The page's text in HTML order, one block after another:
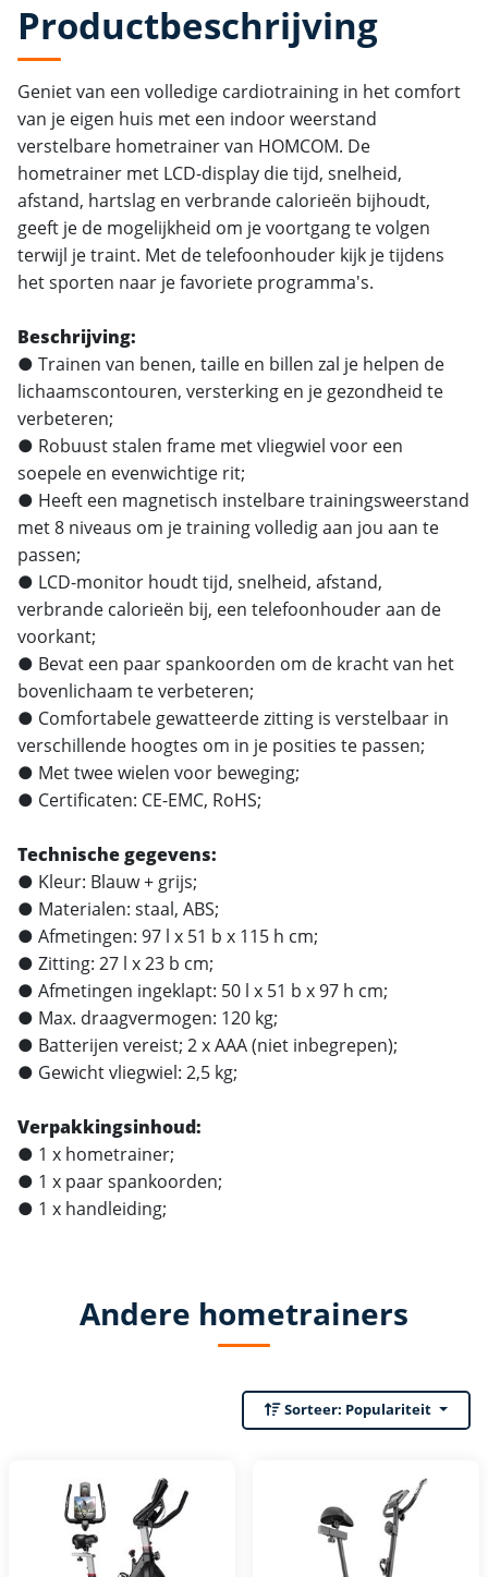
Productbeschrijving
Geniet van een volledige cardiotraining in het comfort
van je eigen huis met een indoor weerstand
verstelbare hometrainer van HOMCOM. De
hometrainer met LCD-display die tijd, snelheid,
afstand, hartslag en verbrande calorieën bijhoudt,
geeft je de mogelijkheid om je voortgang te volgen
terwijl je traint. Met de telefoonhouder kijk je tijdens
het sporten naar je favoriete programma's.
Beschrijving:
● Trainen van benen, taille en billen zal je helpen de
lichaamscontouren, versterking en je gezondheid te
verbeteren;
● Robuust stalen frame met vliegwiel voor een
soepele en evenwichtige rit;
● Heeft een magnetisch instelbare trainingsweerstand
met 8 niveaus om je training volledig aan jou aan te
passen;
● LCD-monitor houdt tijd, snelheid, afstand,
verbrande calorieën bij, een telefoonhouder aan de
voorkant;
● Bevat een paar spankoorden om de kracht van het
bovenlichaam te verbeteren;
● Comfortabele gewatteerde zitting is verstelbaar in
verschillende hoogtes om in je posities te passen;
● Met twee wielen voor beweging;
● Certificaten: CE-EMC, RoHS;
Technische gegevens:
● Kleur: Blauw + grijs;
● Materialen: staal, ABS;
● Afmetingen: 97 l x 51 b x 115 h cm;
● Zitting: 27 l x 23 b cm;
● Afmetingen ingeklapt: 50 l x 51 b x 97 h cm;
● Max. draagvermogen: 120 kg;
● Batterijen vereist; 2 x AAA (niet inbegrepen);
● Gewicht vliegwiel: 2,5 kg;
Verpakkingsinhoud:
● 1 x hometrainer;
● 1 x paar spankoorden;
● 1 x handleiding;
Andere hometrainers
Sorteer: Populariteit